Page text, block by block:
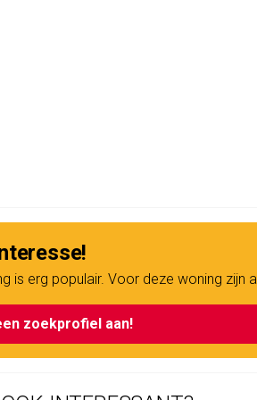
voor een milieuparkeervergunning
op 9 mei 2024 een A-label
bijbehorende tuin en berging/schuur,
is erg populair. Voor deze woning
zoekprofiel aan!